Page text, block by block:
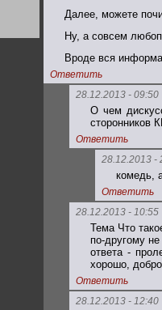
Далее, можете
Ну, а совсем
Вроде вся
Ответить
28.12.2013 - 09:50
О чем
сторонников
Ответить
28.12.2013 -
комедь,
Ответить
28.12.2013 - 10:55
Тема Что
по-другому
ответа -
хорошо,
Ответить
28.12.2013 - 12:40